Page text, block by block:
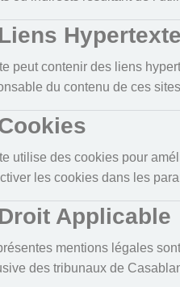
peut contenir des liens
du contenu de ces
utilise des cookies pour
les cookies dans les
Applicable
mentions légales
des tribunaux de